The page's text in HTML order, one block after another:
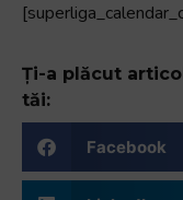
Ți-a plăcut
tăi:
Facebook